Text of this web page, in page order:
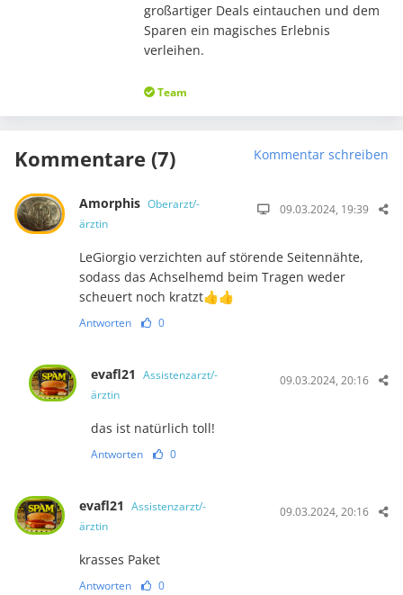
großartiger Deals eintauchen und dem
Sparen ein magisches Erlebnis
verleihen.
Team
Kommentare (7) Kommentar schreiben
Amorphis Oberarzt/-
ärztin
09.03.2024, 19:39
LeGiorgio verzichten auf störende Seitennähte,
sodass das Achselhemd beim Tragen weder
scheuert noch kratzt👍👍
Antworten 0
evafl21
Assistenzarzt/-
ärztin
09.03.2024, 20:16
das ist natürlich toll!
Antworten 0
evafl21 Assistenzarzt/-
ärztin
09.03.2024, 20:16
krasses Paket
Antworten 0